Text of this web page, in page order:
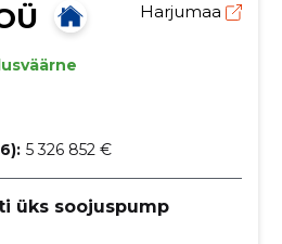
Harjumaa
5 326 852 €
üks soojuspump